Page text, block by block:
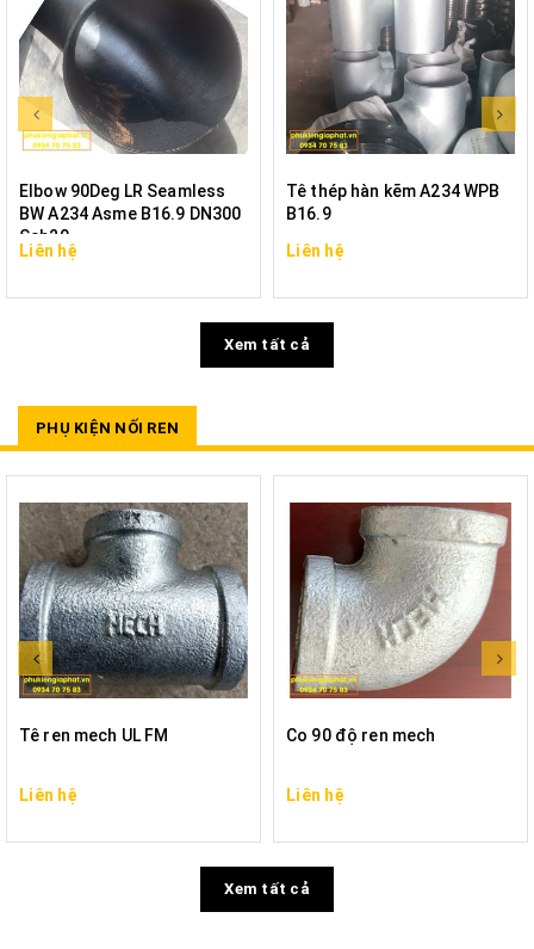
Elbow 90Deg LR Seamless
BW A234 Asme B16.9 DN300
Sch20
Liên hệ
Tê thép hàn kẽm A234 WPB
B16.9
Liên hệ
Xem tất cả
PHỤ KIỆN NỐI REN
Tê ren mech UL FM
Liên hệ
Co 90 độ ren mech
Liên hệ
Xem tất cả